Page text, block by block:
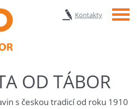
Kontakty Menu
OD TÁBOR
s českou tradicí od roku 1910